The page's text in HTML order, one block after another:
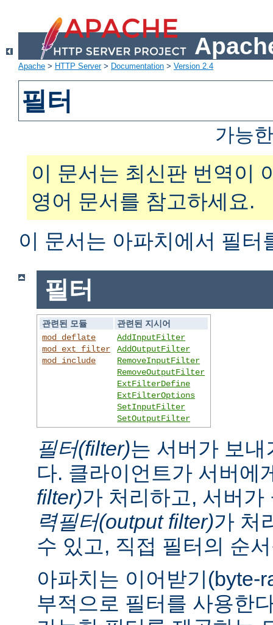
Apache > HTTP Server> Documentation > Version 2.4
필터
가능
이 문서는 최신판 번역이
영어 문서를 참고하세요.
이 문서는 아파치에서 필
필터
관련된 모듈
관련된 지시어
mod_deflate
mod_ext_filter
mod_include
AddInputFilter
AddOutputFilter
RemoveInputFilter
RemoveOutputFilter
ExtFilterDefine
ExtFilterOptions
SetInputFilter
SetOutputFilter
필터(filter)는 서버가 보
다. 클라이언트가 서버에
filter)가 처리하고, 서버
력필터(output filter)가 처
수 있고, 직접 필터의 순
아파치는 이어받기(byte-
부적으로 필터를 사용한